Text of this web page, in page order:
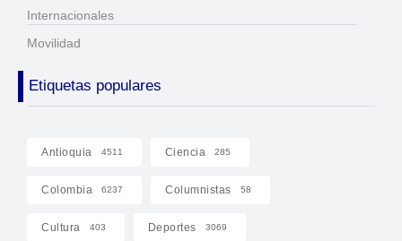
Internacionales
Movilidad
Etiquetas populares
Antioquia 4511 Ciencia 285
Colombia 6237 Columnistas 58
Cultura 403 Deportes 3069